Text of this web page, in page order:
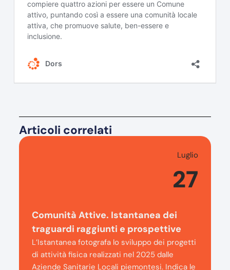
Articoli correlati
Luglio
27
Comunità Attive. Istantanea dei
traguardi raggiunti e prospettive
L’Istantanea fotografa lo sviluppo dei progetti
di attività fisica realizzati nel 2025 dalle
Aziende Sanitarie Locali piemontesi. Indica le